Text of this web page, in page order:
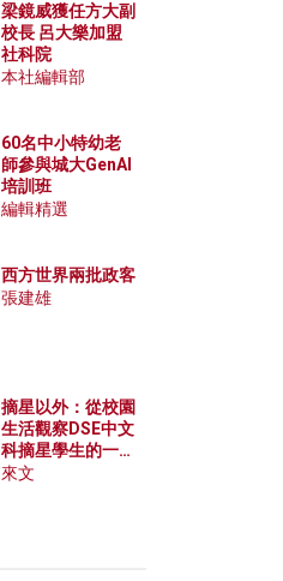
梁鏡威獲任方大副
校長 呂大樂加盟
社科院
本社編輯部
60名中小特幼老
師參與城大GenAI
培訓班
編輯精選
西方世界兩批政客
張建雄
摘星以外：從校園
生活觀察DSE中文
科摘星學生的一點
特質
來文